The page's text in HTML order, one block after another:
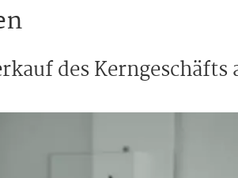
des Kerngeschäfts